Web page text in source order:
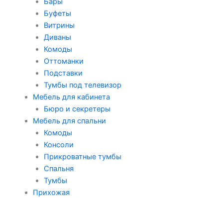
Буфеты
Витрины
Диваны
Комоды
Оттоманки
Подставки
Тумбы под телевизор
Мебель для кабинета
Бюро и секретеры
Мебель для спальни
Комоды
Консоли
Прикроватные тумбы
Спальня
Тумбы
Прихожая